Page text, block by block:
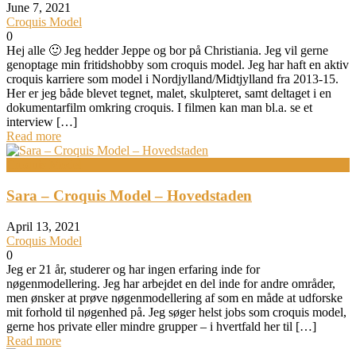
June 7, 2021
Croquis Model
0
Hej alle 🙂 Jeg hedder Jeppe og bor på Christiania. Jeg vil gerne
genoptage min fritidshobby som croquis model. Jeg har haft en aktiv
croquis karriere som model i Nordjylland/Midtjylland fra 2013-15.
Her er jeg både blevet tegnet, malet, skulpteret, samt deltaget i en
dokumentarfilm omkring croquis. I filmen kan man bl.a. se et
interview […]
Read more
Sara – Croquis Model – Hovedstaden
April 13, 2021
Croquis Model
0
Jeg er 21 år, studerer og har ingen erfaring inde for
nøgenmodellering. Jeg har arbejdet en del inde for andre områder,
men ønsker at prøve nøgenmodellering af som en måde at udforske
mit forhold til nøgenhed på. Jeg søger helst jobs som croquis model,
gerne hos private eller mindre grupper – i hvertfald her til […]
Read more